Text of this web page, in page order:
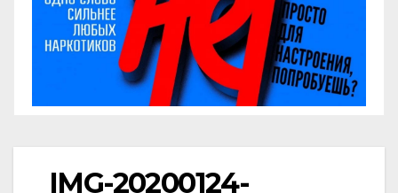
IMG-20200124-